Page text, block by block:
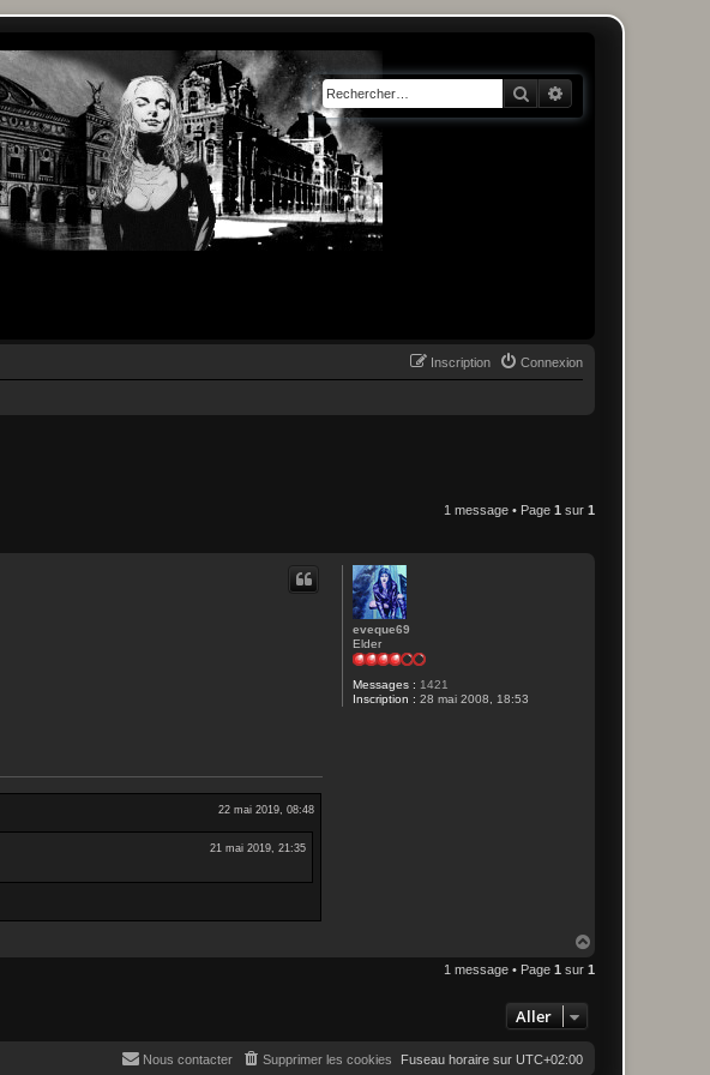
Rechercher
Connexion
Inscription
1 message • Page 1 sur 1
eveque69
Elder
Messages : 1421
Inscription : 28 mai 2008, 18:53
22 mai 2019, 08:48
21 mai 2019, 21:35
u
1 message • Page 1 sur 1
Aller
Fuseau horaire sur UTC+02:00
Supprimer les cookies
Nous contacter